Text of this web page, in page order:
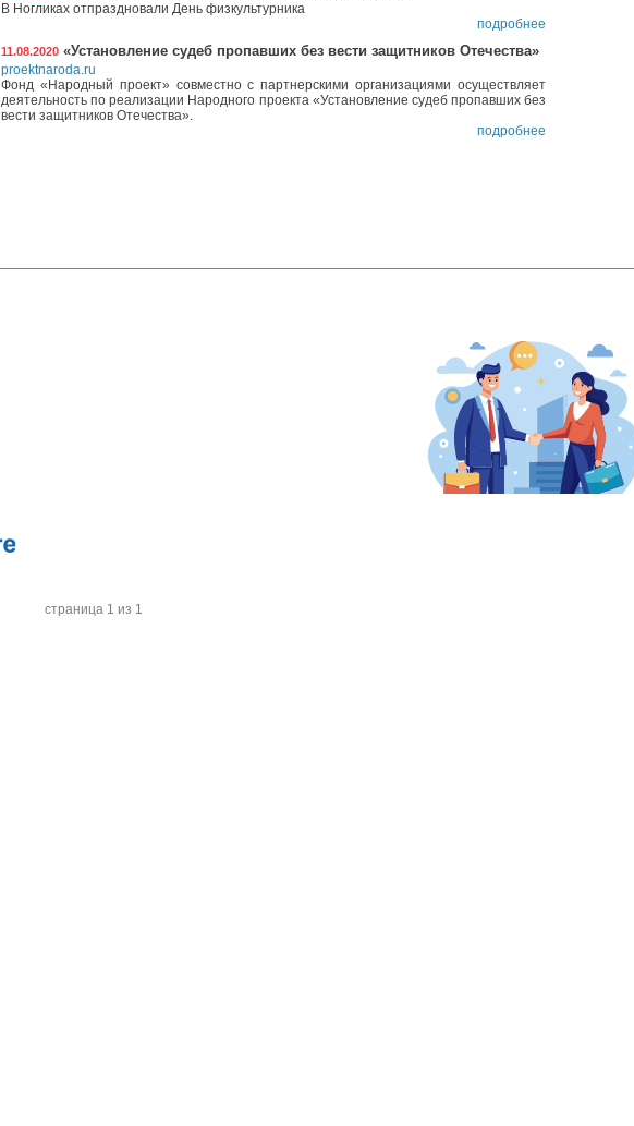
В Ногликах отпраздновали День физкультурника
подробнее
11.08.2020 «Установление судеб пропавших без вести защитников Отечества»
proektnaroda.ru
Фонд «Народный проект» совместно с партнерскими организациями осуществляет
деятельность по реализации Народного проекта «Установление судеб пропавших без
вести защитников Отечества».
подробнее
страница 1 из 1